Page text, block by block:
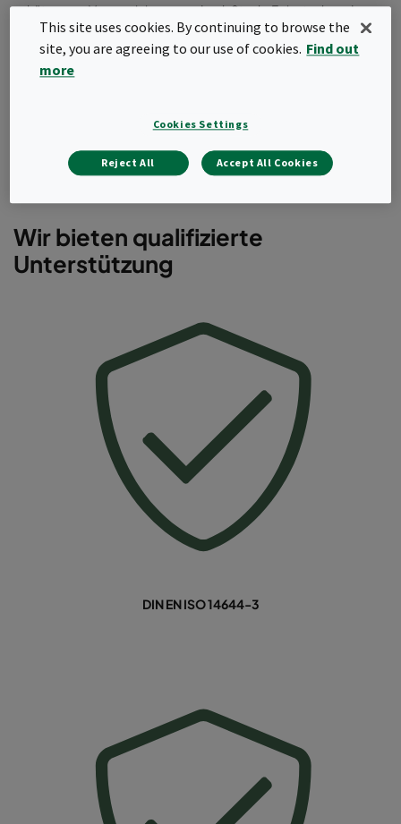
schützen vor Verunreinigungen durch Staub, Feinstaub und
Abgase und tragen so zur Aufrechterhaltung stabiler und
sicherer Produktionsbedingungen bei.
Unser Serviceteam steht Ihnen dabei gern mit Rat und Tat zur
Flyer herunterladen
Wir bieten qualifizierte
Unterstützung
DIN EN ISO 14644-3
This site uses cookies. By continuing to browse the
site, you are agreeing to our use of cookies. Find out
more
Cookies Settings
Reject All Accept All Cookies